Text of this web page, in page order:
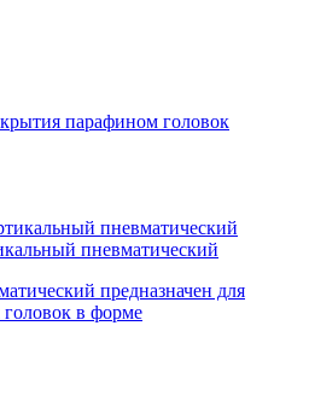
парафином головок
пневматический
предназначен для
в форме